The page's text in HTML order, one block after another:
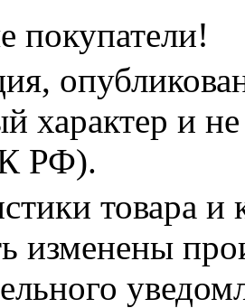
покупатели!
характер и
РФ).
товара и
изменены